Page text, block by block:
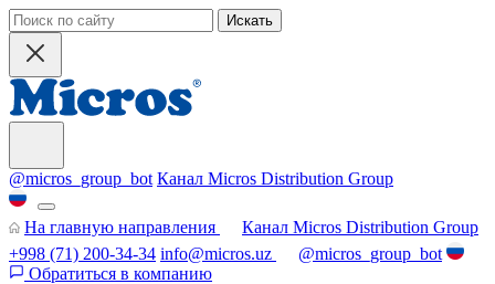
Искать
@micros_group_bot Канал Micros Distribution Group
На главную направления
Канал Micros Distribution Group
+998 (71) 200-34-34 info@micros.uz
@micros_group_bot
Обратиться в компанию